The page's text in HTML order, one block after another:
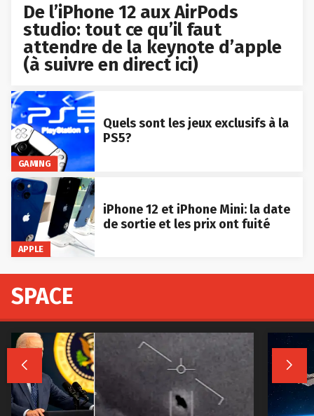
De l’iPhone 12 aux AirPods
studio: tout ce qu’il faut
attendre de la keynote d’apple
(à suivre en direct ici)
GAMING
Quels sont les jeux exclusifs à la
PS5?
APPLE
iPhone 12 et iPhone Mini: la date
de sortie et les prix ont fuité
SPACE
 